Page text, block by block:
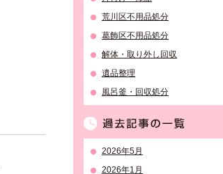
荒川区不用品処分
葛飾区不用品処分
解体・取り外し回収
遺品整理
風呂釜・回収処分
2026年5月
2026年1月